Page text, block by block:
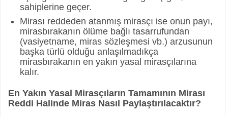
sahiplerine geçer.
Mirası reddeden atanmış mirasçı ise onun payı,
mirasbırakanın ölüme bağlı tasarrufundan
(vasiyetname, miras sözleşmesi vb.) arzusunun
başka türlü olduğu anlaşılmadıkça
mirasbırakanın en yakın yasal mirasçılarına
kalır.
En Yakın Yasal Mirasçıların Tamamının Mirası
Reddi Halinde Miras Nasıl Paylaştırılacaktır?